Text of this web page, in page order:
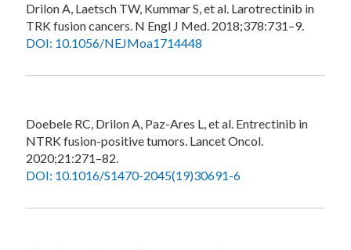
Drilon A, Laetsch TW, Kummar S, et al. Larotrectinib in
TRK fusion cancers. N Engl J Med. 2018;378:731–9.
DOI: 10.1056/NEJMoa1714448
Doebele RC, Drilon A, Paz-Ares L, et al. Entrectinib in
NTRK fusion-positive tumors. Lancet Oncol.
2020;21:271–82.
DOI: 10.1016/S1470-2045(19)30691-6